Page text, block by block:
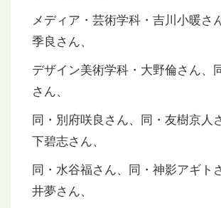
メディア・芸術学科・吉川小暖さ
季良さん、
デザイン美術学科・大野倫さん、
さん、
同・別府咲良さん、同・友樹京人
下碧志さん、
同・水谷福さん、同・神影アギト
井夢さん、